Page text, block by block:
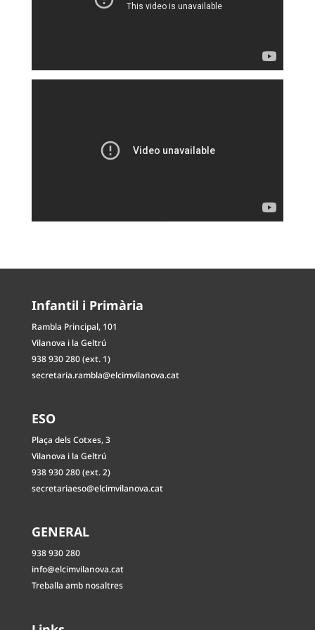
Infantil i Primària
Rambla Principal, 101
Vilanova i la Geltrú
938 930 280 (ext. 1)
secretaria.rambla@elcimvilanova.cat
ESO
Plaça dels Cotxes, 3
Vilanova i la Geltrú
938 930 280 (ext. 2)
secretariaeso@elcimvilanova.cat
GENERAL
938 930 280
info@elcimvilanova.cat
Treballa amb nosaltres